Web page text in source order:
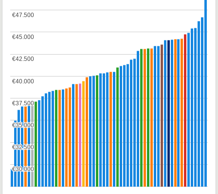
€30.000
€30.000
€32.500
€32.500
€35.000
€35.000
€37.500
€37.500
€40.000
€40.000
€42.500
€42.500
€45.000
€45.000
€47.500
€47.500